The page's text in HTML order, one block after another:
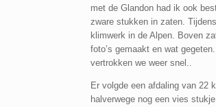
met de Glandon had ik ook
zware stukken in zaten.
klimwerk in de Alpen. Boven
foto’s gemaakt en wat
vertrokken we weer snel..
Er volgde een afdaling van 22
halverwege nog een vies